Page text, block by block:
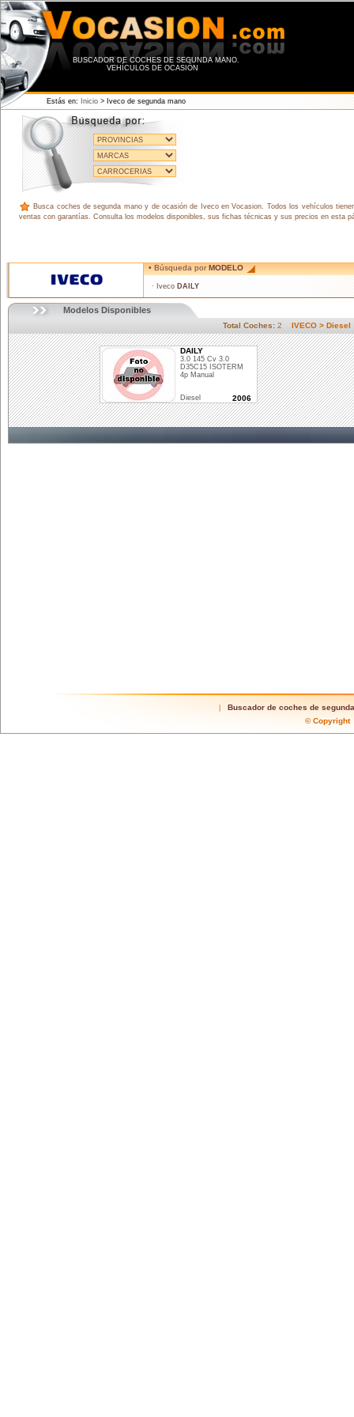
BUSCADOR DE COCHES DE SEGUNDA MANO.
VEHÍCULOS DE OCASIÓN
Estás en: Inicio > Iveco de segunda mano
Busca coches de segunda mano y de ocasión de Iveco en Vocasion. Todos los vehículos
ventas con garantías. Consulta los modelos disponibles, sus fichas técnicas y sus precios en esta
• Búsqueda porMODELO
· Iveco DAILY
Modelos Disponibles
Total Coches:2IVECO >
DAILY
3.0 145 Cv 3.0
D35C15 ISOTERM
4p Manual
Diesel 2006
Buscador de coches de
©